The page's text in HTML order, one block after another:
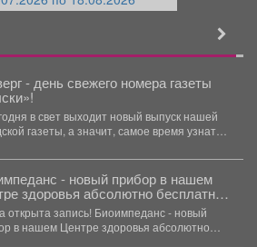
- день свежего номера газеты
в свет выходит новый выпуск нашей
газеты, а значит, самое время узнать,
- новый прибор в нашем
здоровья абсолютно бесплатно
состав тела.
запись! Биоимпеданс - новый
в нашем Центре здоровья абсолютно